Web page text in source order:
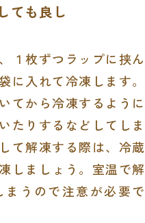
ても良し
１枚ずつラップに挟ん
に入れて冷凍します。
てから冷凍するように
たりするなどしてしま
て解凍する際は、冷蔵
しましょう。室温で解
うので注意が必要で